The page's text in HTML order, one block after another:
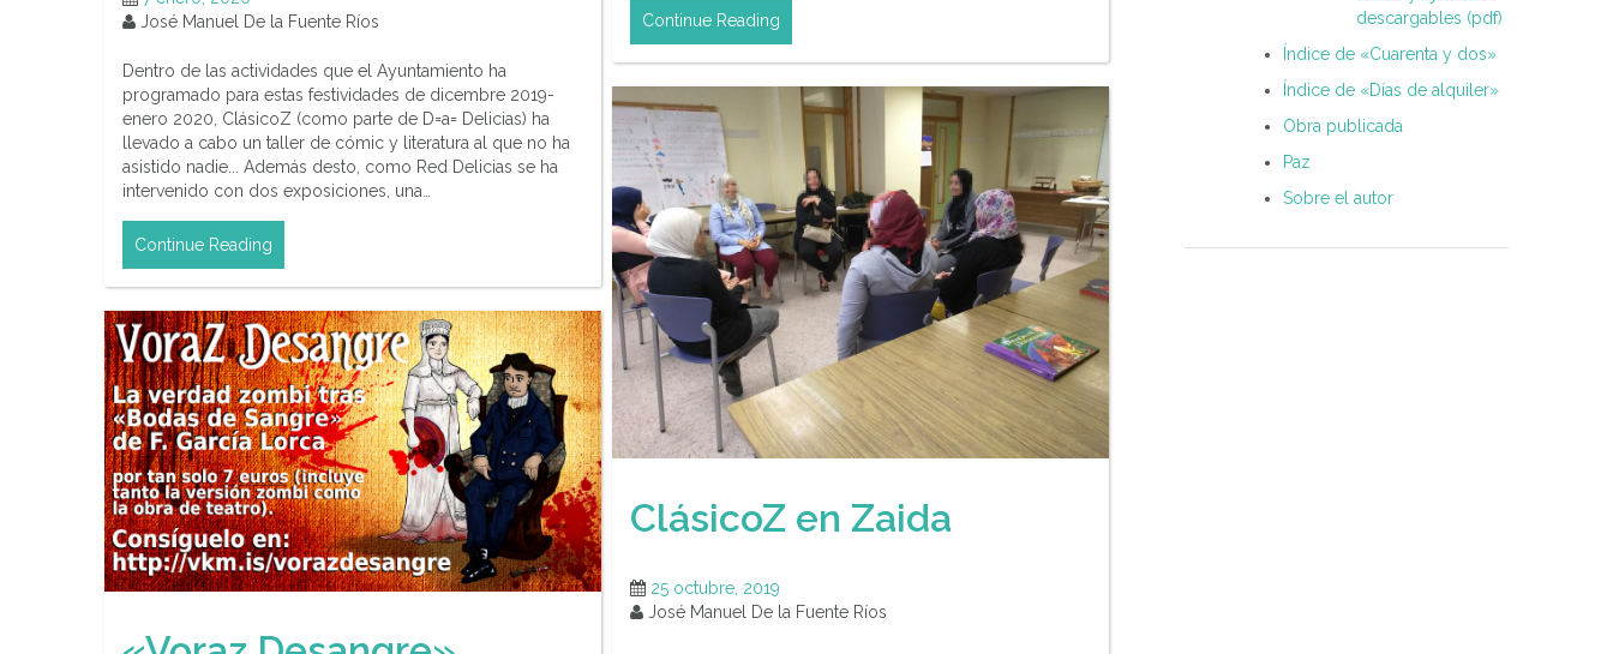
Continue Reading
José Manuel De la Fuente Ríos
Dentro de las actividades que el Ayuntamiento ha
programado para estas festividades de dicembre 2019-
enero 2020, ClásicoZ (como parte de D=a= Delicias) ha
llevado a cabo un taller de cómic y literatura al que no ha
asistido nadie... Además desto, como Red Delicias se ha
intervenido con dos exposiciones, una…
Continue Reading
ClásicoZ en Zaida
25 octubre, 2019
José Manuel De la Fuente Ríos
descargables (pdf)
Índice de «Cuarenta y dos»
Índice de «Días de alquiler»
Obra publicada
Paz
Sobre el autor